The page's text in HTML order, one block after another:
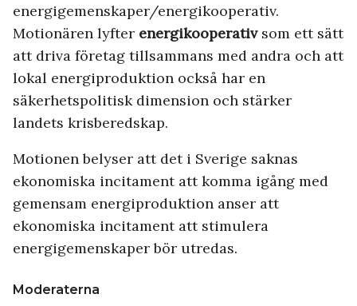
energigemenskaper/energikooperativ.
Motionären lyfter energikooperativsom ett sätt
att driva företag tillsammans med andra och att
lokal energiproduktion också har en
säkerhetspolitisk dimension och stärker
landets krisberedskap.
Motionen belyser att det i Sverige saknas
ekonomiska incitament att komma igång med
gemensam energiproduktion anser att
ekonomiska incitament att stimulera
energigemenskaper bör utredas.
Moderaterna